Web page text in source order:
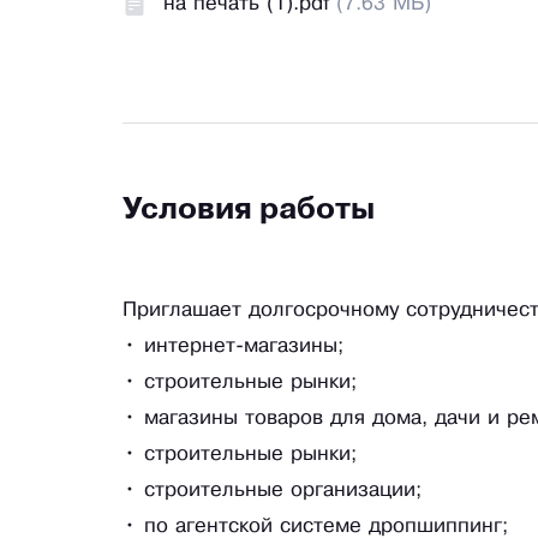
на печать (1).pdf (7.63 МБ)
Условия работы
Приглашает долгосрочному
• интернет-магазины;
• строительные рынки;
• магазины товаров для дома, дачи и
• строительные рынки;
• строительные организации;
• по агентской системе дропшиппинг;